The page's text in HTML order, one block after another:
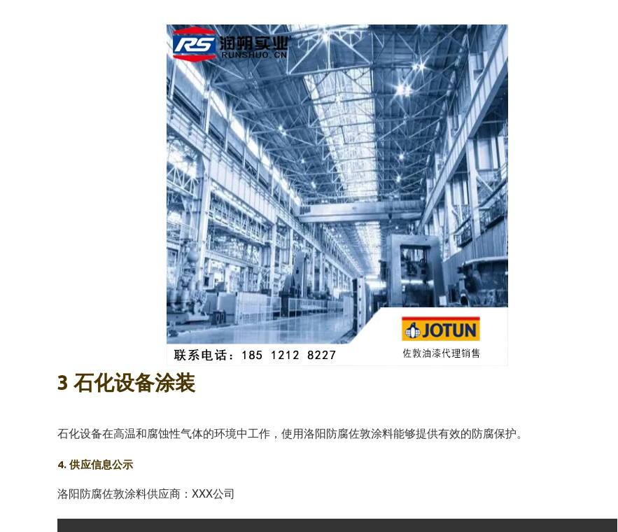
3 石化设备涂装
石化设备在高温和腐蚀性气体的环境中工作，使用洛阳防腐佐敦涂料能够提供有效的防腐保护。
4. 供应信息公示
洛阳防腐佐敦涂料供应商：XXX公司